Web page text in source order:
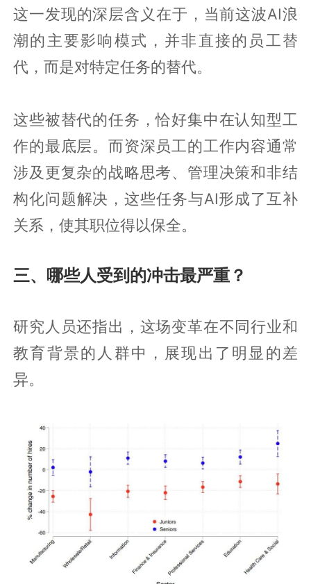
这一发现的深层含义在于，当前这波AI浪
潮的主要影响模式，并非直接的员工替
代，而是对特定任务的替代。
这些被替代的任务，恰好集中在认知型工
作的最底层。而资深员工的工作内容通常
涉及更复杂的战略思考、管理决策和非结
构化问题解决，这些任务与AI形成了互补
关系，使其职位得以保全。
三、哪些人受到的冲击最严重？
研究人员还指出，这场变革在不同行业和
教育背景的人群中，展现出了明显的差
异。